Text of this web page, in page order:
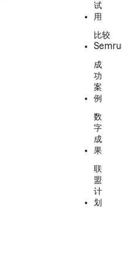
试
用
比较
成
功
案
例
数
字
成
果
联
盟
计
划